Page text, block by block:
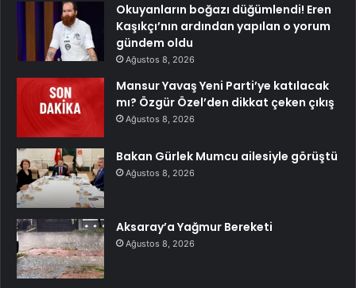
Okuyanların boğazı düğümlendi! Eren
Kaşıkçı’nın ardından yapılan o yorum
gündem oldu
Ağustos 8, 2026
Mansur Yavaş Yeni Parti’ye katılacak
mı? Özgür Özel’den dikkat çeken çıkış
Ağustos 8, 2026
Bakan Gürlek Mumcu ailesiyle görüştü
Ağustos 8, 2026
Aksaray’a Yağmur Bereketi
Ağustos 8, 2026